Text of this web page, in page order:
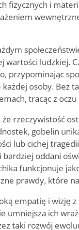
fizycznych i
wartości ludzkiej.
przypominając
osoby. Bez
tracąc z
rzeczywistość
gobelin
lub cichej
oddani
funkcjonuje
prawdy, które
empatię i wizję
umniejsza ich
taki rozwój